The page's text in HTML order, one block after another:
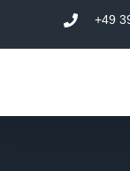
+49